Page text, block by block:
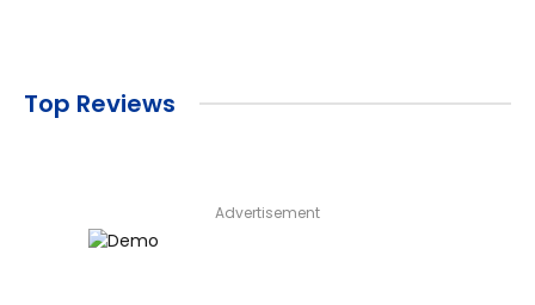
Top Reviews
Advertisement